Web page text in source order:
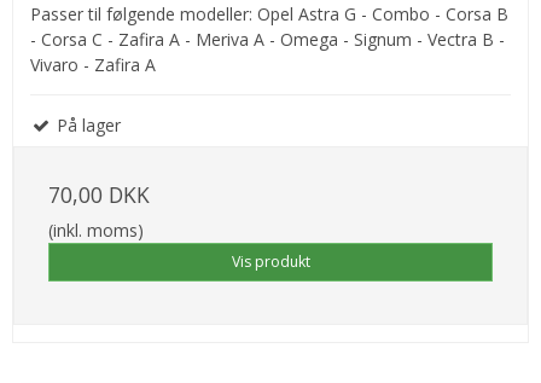
Passer til følgende modeller: Opel Astra G - Combo - Corsa B
- Corsa C - Zafira A - Meriva A - Omega - Signum - Vectra B -
Vivaro - Zafira A
På lager
70,00 DKK
(inkl. moms)
Vis produkt